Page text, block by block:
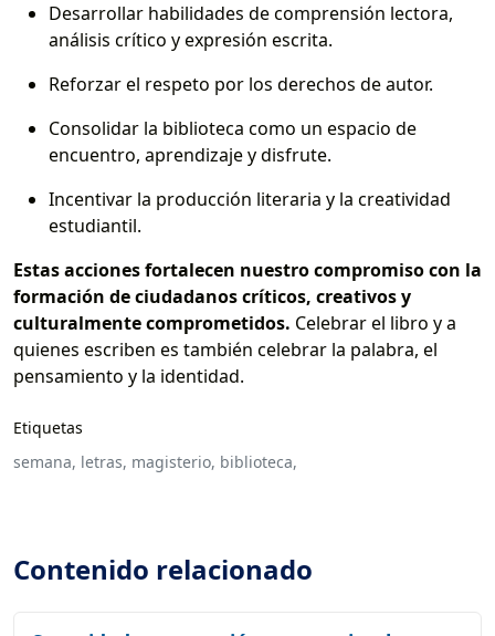
Desarrollar habilidades de comprensión lectora,
análisis crítico y expresión escrita.
Reforzar el respeto por los derechos de autor.
Consolidar la biblioteca como un espacio de
encuentro, aprendizaje y disfrute.
Incentivar la producción literaria y la creatividad
estudiantil.
Estas acciones fortalecen nuestro compromiso con la
formación de ciudadanos críticos, creativos y
culturalmente comprometidos. Celebrar el libro y a
quienes escriben es también celebrar la palabra, el
pensamiento y la identidad.
Etiquetas
semana, letras, magisterio, biblioteca,
Contenido relacionado